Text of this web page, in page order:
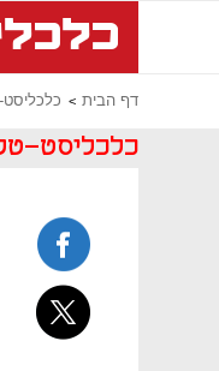
דף הבית
כלכליסט-